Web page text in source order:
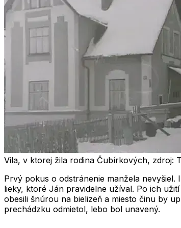
Vila, v ktorej žila rodina Čubírkových, zdroj:
Prvý pokus o odstránenie manžela
lieky, ktoré Ján pravidelne užíval. Po ich
obesili šnúrou na bielizeň a miesto činu by
prechádzku odmietol, lebo bol unavený.